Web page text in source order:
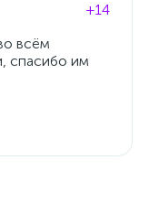
+14
всём
спасибо им